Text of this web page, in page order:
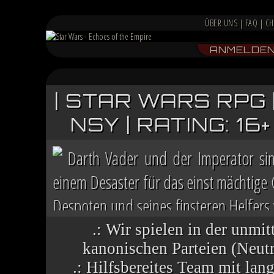
ÜBER UNS | FAQ |
| STAR WARS
NSY | RATING:
Darth Vader und der Imperator
einem Desaster für das einst
Despoten und seines finsteren
Chaos herrscht auf vielen Welten,
.: Wir spielen in der
kanonischen Parteien
.: Hilfsbereites Team mit